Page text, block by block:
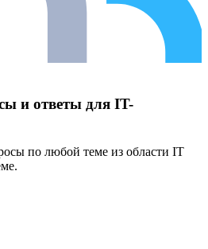
и ответы для IT-
по любой теме из области IT